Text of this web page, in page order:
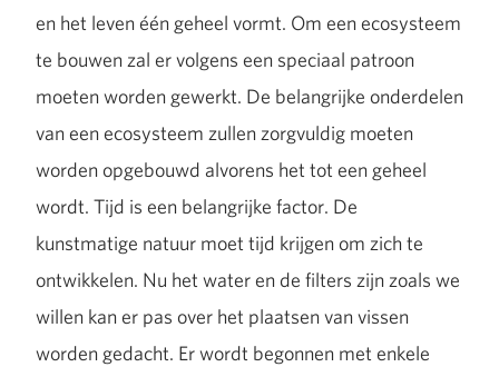
en het leven één geheel vormt. Om een ecosysteem
te bouwen zal er volgens een speciaal patroon
moeten worden gewerkt. De belangrijke onderdelen
van een ecosysteem zullen zorgvuldig moeten
worden opgebouwd alvorens het tot een geheel
wordt. Tijd is een belangrijke factor. De
kunstmatige natuur moet tijd krijgen om zich te
ontwikkelen. Nu het water en de filters zijn zoals we
willen kan er pas over het plaatsen van vissen
worden gedacht. Er wordt begonnen met enkele